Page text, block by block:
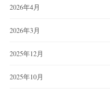
2026年4月
2026年3月
2025年12月
2025年10月